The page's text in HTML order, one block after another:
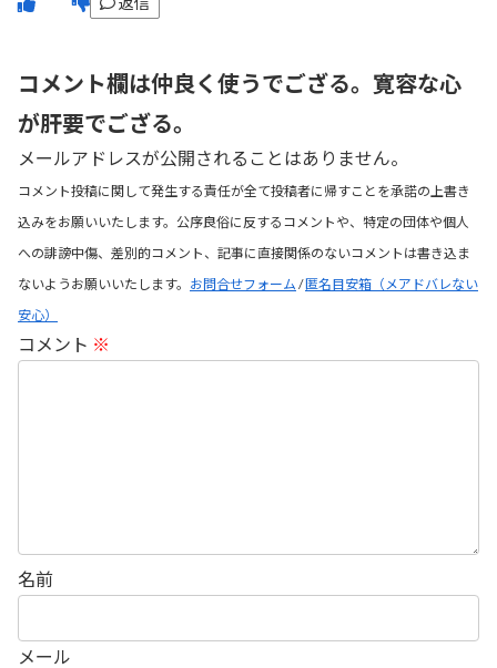
コメント欄は仲良く使うでござる。寛容な心
が肝要でござる。
メールアドレスが公開されることはありません。
コメント投稿に関して発生する責任が全て投稿者に帰すことを承諾の上書き
込みをお願いいたします。公序良俗に反するコメントや、特定の団体や個人
への誹謗中傷、差別的コメント、記事に直接関係のないコメントは書き込ま
ないようお願いいたします。 お問合せフォーム /匿名目安箱（メアドバレない
安心）
コメント ※
名前
メール